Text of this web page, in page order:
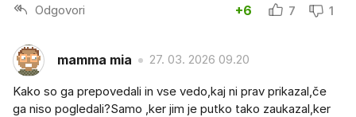
Odgovori +6 7 1
mamma mia 27. 03. 2026 09.20
Kako so ga prepovedali in vse vedo,kaj ni prav prikazal,če
ga niso pogledali?Samo ,ker jim je putko tako zaukazal,ker